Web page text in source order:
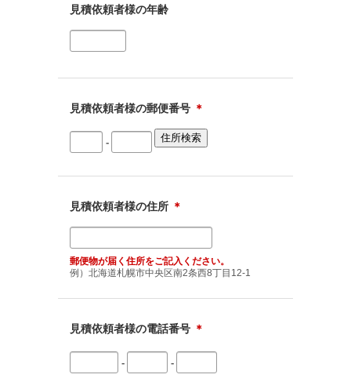
見積依頼者様の年齢
見積依頼者様の郵便番号 ＊
-
見積依頼者様の住所 ＊
郵便物が届く住所をご記入ください。
例）北海道札幌市中央区南2条西8丁目12-1
見積依頼者様の電話番号 ＊
- -